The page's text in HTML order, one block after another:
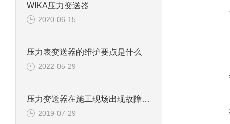
WIKA压力变送器
2020-06-15
压力表变送器的维护要点是什么
2022-05-29
压力变送器在施工现场出现故障的原因
2019-07-29